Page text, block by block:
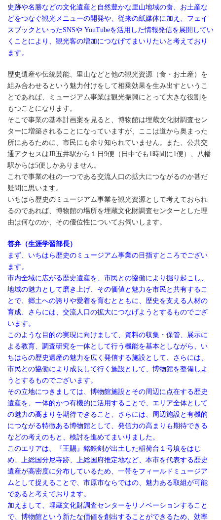
史跡や名勝などの文化遺産と自然豊かな里山地域の食、お土産な
どをつなぐ観光メニューの開発や、従来の紙媒体に加え、フェイ
スブックといったSNSや YouTubeを活用した情報発信を展開してい
くことにより、観光客の増加につなげてまいりたいと考えており
ます。
歴史遺産や伝統芸能、里山などと他の観光資源（食・お土産）を
組み合わせるという魅力付けをして相乗効果を生み出すというこ
とであれば、ミュージアム事業は観光振興にとって大きな役割を
もつことになります。
そこで事業の基本計画案を見ると、博物館は埋蔵文化財調査セン
ターに増築されることになっていますが、ここは道から奥まった
所にあるために、市民にも余り知られていません。また、公共交
通アクセスはJR五井駅から１日9便（日中でも1時間に1便）、八幡
駅からは5便しかありません。
これで事業の柱の一つである交流人口の拡大につながるのか甚だ
疑問に思います。
いちはら歴史のミュージアム事業を観光資源として考えておられ
るのであれば、博物館の場所を埋蔵文化財調査センターとした理
由は何なのか、その優位性についてお伺いします。
答弁（生涯学習部長）
まず、いちはら歴史のミュージアム事業の目指すところでござい
ます。
市内全域に広がる歴史遺産を、市民との協働により掘り起こし、
地域の魅力として磨き上げ、その価値と魅力を市民と共有するこ
とで、郷土への誇りや愛着を育むとともに、歴史を支える人材の
育成、さらには、交流人口の拡大につなげようとするものでござ
います。
このような目的の実現に向けまして、資料の収集・保管、展示に
よる教育、調査研究を一体として行う機能を基本としながら、い
ちはらの歴史遺産の魅力を広く発信する施設として、さらには、
市民との協働により成長して行く施設として、博物館を整備しよ
うとするものでございます。
その立地につきましては、博物館施設とその周辺に点在する歴史
遺産を、一体的かつ有機的に活用することで、エリア全体として
の魅力の高まりを期待できること、さらには、周辺施設と有機的
につながる特徴ある博物館として、発信力の高まりも期待できる
などの考えのもと、検討を進めてまいりました。
このエリアは、『王賜』銘鉄剣が出土した稲荷台１号墳をはじ
め、上総国分尼寺跡、上総国府推定地など、本市を代表する歴史
遺産が高密度に分布しているため、一帯をフィールドミュージア
ムとして捉えることで、市原市ならではの、魅力ある取組が可能
であると考えております。
加えまして、埋蔵文化財調査センターをリノベーションすること
で、博物館という新たな価値を創出することができるため、効率